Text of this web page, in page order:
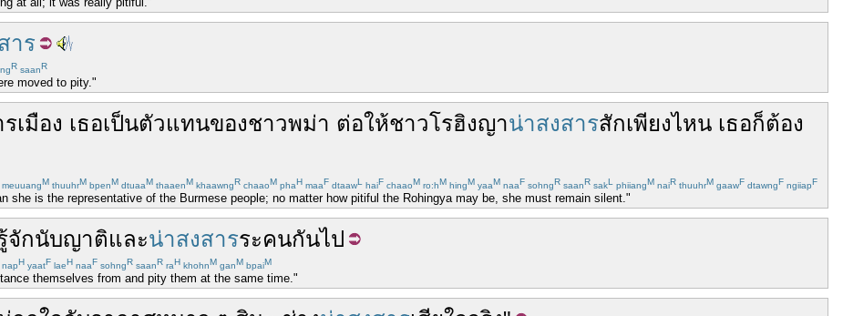
าร
R saanR
moved to pity."
เมือง เธอเป็นตัวแทนของชาวพม่า ต่อให้ชาวโรฮิงญาน่าสงสารสักเพียงไหน เธอก็ต้อง
meuuangM thuuhrM bpenM dtuaaM thaaenM khaawngR chaaoM phaH maaF dtaawL haiF chaaoM ro:hM hingM yaaM naaF sohngR saanR sakL phiiangM naiR thuuhrM gaawF dtawngF ngiiapF
she is the representative of the Burmese people; no matter how pitiful the Rohingya may be, she must remain silent."
จักนับญาติและน่าสงสารระคนกันไป
napH yaatF laeH naaF sohngR saanR raH khohnM ganM bpaiM
themselves from and pity them at the same time."